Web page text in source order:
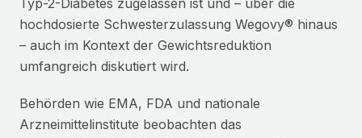
Typ-2-Diabetes zugelassen ist und – über die
hochdosierte Schwesterzulassung Wegovy® hinaus
– auch im Kontext der Gewichtsreduktion
umfangreich diskutiert wird.
Behörden wie EMA, FDA und nationale
Arzneimittelinstitute beobachten das